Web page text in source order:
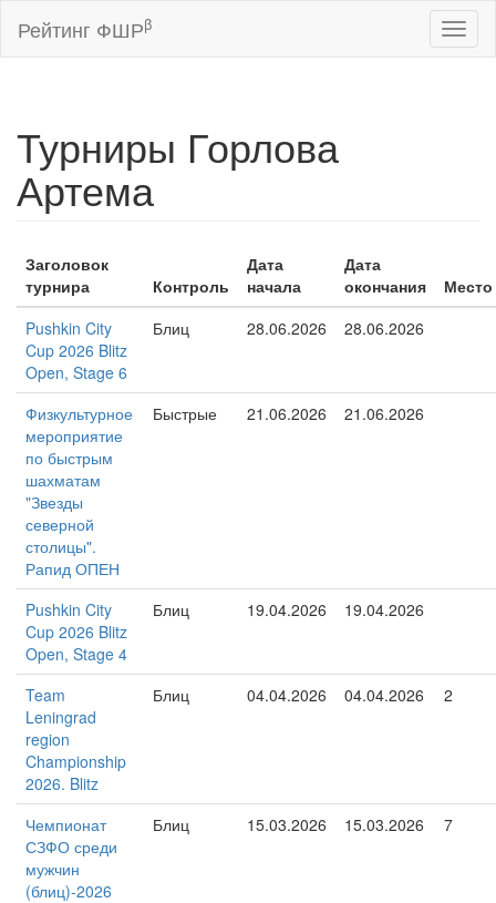
Рейтинг ФШРβ
Турниры Горлова
Артема
Заголовок
турнира
Контроль
Дата
начала
Дата
окончания
Место
Pushkin City
Cup 2026 Blitz
Open, Stage 6
Блиц 28.06.2026 28.06.2026
Физкультурное
мероприятие
по быстрым
шахматам
"Звезды
северной
столицы".
Рапид ОПЕН
Быстрые 21.06.2026 21.06.2026
Pushkin City
Cup 2026 Blitz
Open, Stage 4
Блиц 19.04.2026 19.04.2026
Team
Leningrad
region
Championship
2026. Blitz
Блиц 04.04.2026 04.04.2026 2
Чемпионат
СЗФО среди
мужчин
(блиц)-2026
Блиц 15.03.2026 15.03.2026 7